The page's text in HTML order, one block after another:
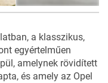
a klasszikus,
egyértelműen
amelynek rövidített
és amely az Opel